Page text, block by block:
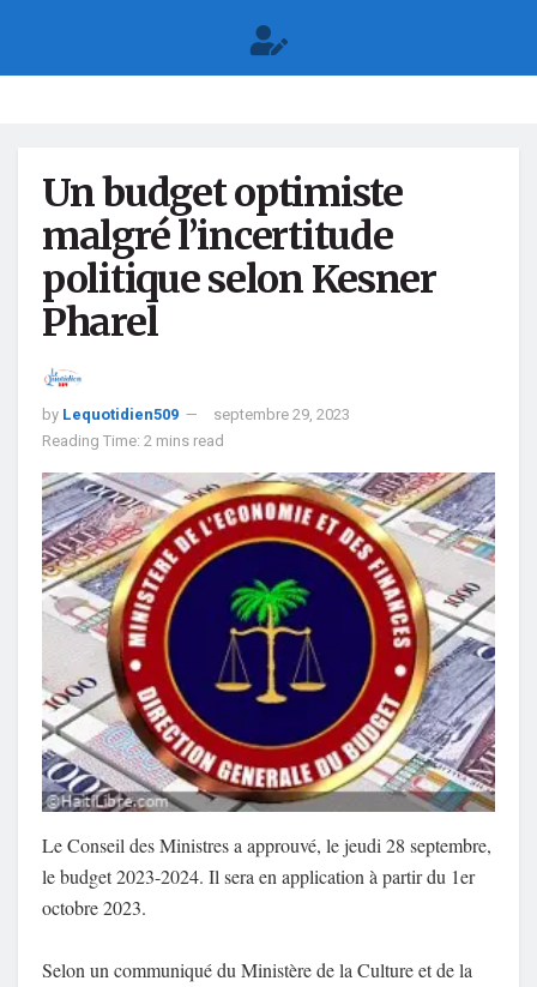
Un budget optimiste
malgré l’incertitude
politique selon Kesner
Pharel
by Lequotidien509
septembre 29, 2023
Reading Time: 2 mins read
Le Conseil des Ministres a approuvé, le jeudi 28 septembre,
le budget 2023-2024. Il sera en application à partir du 1er
octobre 2023.
Selon un communiqué du Ministère de la Culture et de la